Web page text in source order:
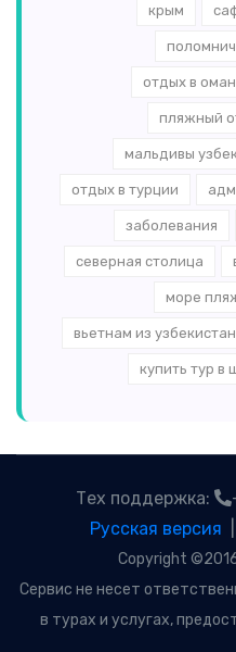
крым
отдых в
пляжный
мальдивы
отдых в турции
заболевания
северная столица
море
вьетнам из
купить тур
Тех поддержка:
Русская версия
Copyright
Сервис не несет
в турах и услугах,